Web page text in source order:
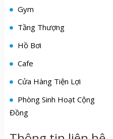
Gym
Tầng Thượng
Hồ Bơi
Cafe
Cửa Hàng Tiện Lợi
Phòng Sinh Hoạt Cộng
Đồng